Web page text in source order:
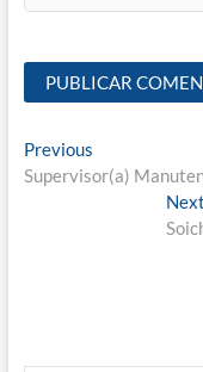
Navegação
de
PreviousPrevious
post:
Supervisor(a)
Next